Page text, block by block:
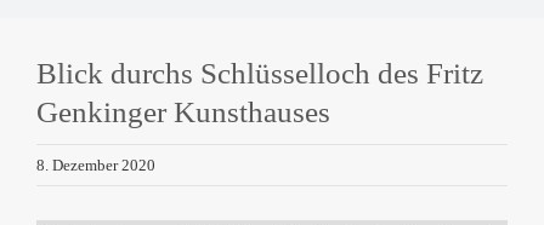
Blick durchs Schlüsselloch des Fritz
Genkinger Kunsthauses
8. Dezember 2020